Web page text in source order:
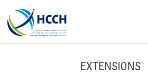
EXTENSIONS